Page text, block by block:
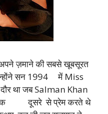
ज़माने की सबसे खूबसूरत
सन 1994 में Miss
था जब Salman Khan
एक दूसरे से प्रेम करते थे